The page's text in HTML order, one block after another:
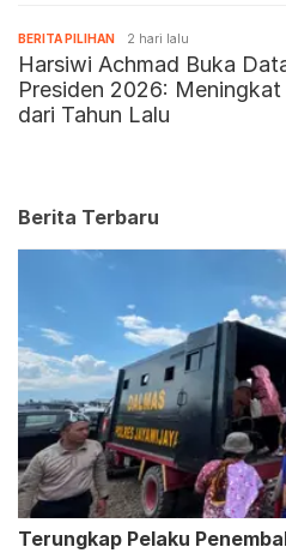
BERITA PILIHAN 2 hari lalu
Harsiwi Achmad Buka
Presiden 2026: Meningkat
dari Tahun Lalu
Berita Terbaru
Terungkap Pelaku